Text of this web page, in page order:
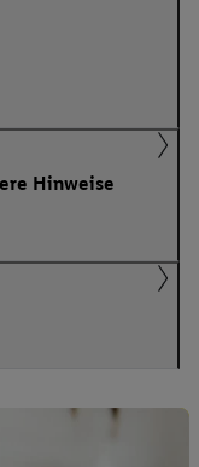
Hinweise